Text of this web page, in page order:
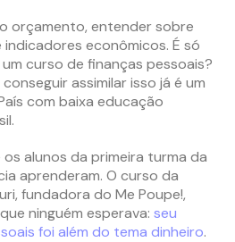
orçamento, entender sobre
econômicos. É só
curso de finanças pessoais?
assimilar isso já é um
com baixa educação
alunos da primeira turma da
aprenderam. O curso da
fundadora do Me Poupe!,
ninguém esperava: seu
foi além do tema dinheiro.